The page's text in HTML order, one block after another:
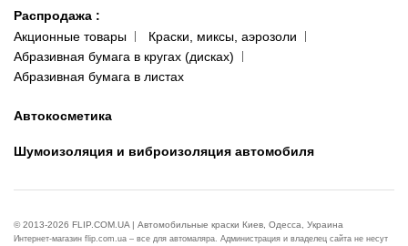
Распродажа :
Акционные товары
Краски, миксы, аэрозоли
Абразивная бумага в кругах (дисках)
Абразивная бумага в листах
Автокосметика
Шумоизоляция и виброизоляция автомобиля
© 2013-2026 FLIP.COM.UA | Автомобильные краски Киев, Одесса, Украина
Интернет-магазин flip.com.ua – все для автомаляра. Администрация и владелец сайта не несут